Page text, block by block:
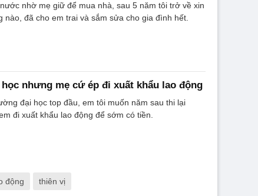
nhờ mẹ giữ để mua nhà, sau 5 năm tôi trở về xin
nào, đã cho em trai và sắm sửa cho gia đình hết.
nhưng mẹ cứ ép đi xuất khẩu lao động
đại học top đầu, em tôi muốn năm sau thi lại
đi xuất khẩu lao động để sớm có tiền.
động thiên vị